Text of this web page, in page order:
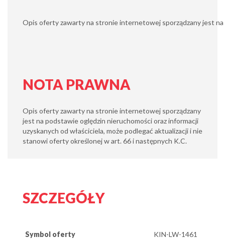
Opis oferty zawarty na stronie internetowej sporządzany jest na
NOTA PRAWNA
Opis oferty zawarty na stronie internetowej sporządzany
jest na podstawie oględzin nieruchomości oraz informacji
uzyskanych od właściciela, może podlegać aktualizacji i nie
stanowi oferty określonej w art. 66 i następnych K.C.
SZCZEGÓŁY
Symbol oferty KIN-LW-1461